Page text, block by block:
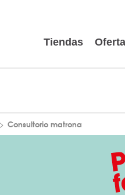
Tiendas
Consultorio matrona